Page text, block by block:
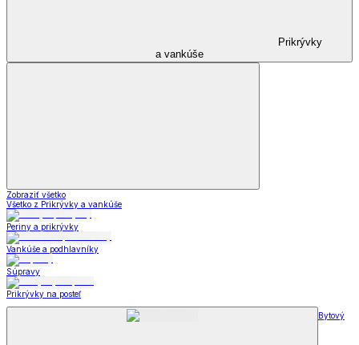
Prikrývky
a vankúše
Zobraziť všetko
Všetko z Prikrývky a vankúše
Periny a prikrývky
Vankúše a podhlavníky
Súpravy
Prikrývky na posteľ
Bytový